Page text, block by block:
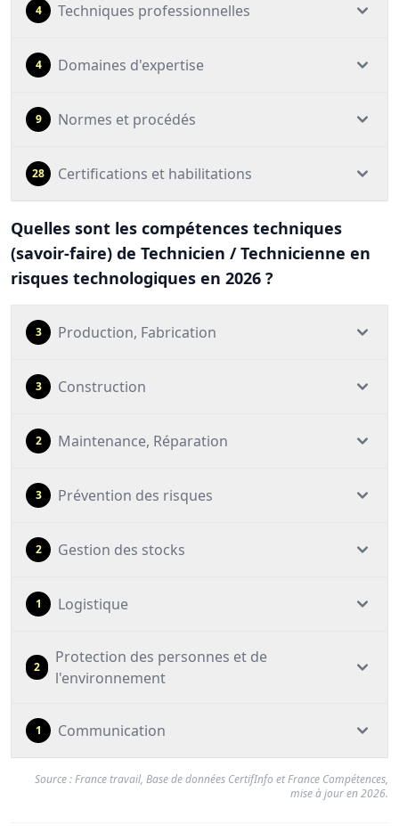
4 Techniques professionnelles
4 Domaines d'expertise
9 Normes et procédés
28 Certifications et habilitations
Quelles sont les compétences techniques
(savoir-faire) de Technicien / Technicienne en
risques technologiques en 2026 ?
3 Production, Fabrication
3 Construction
2 Maintenance, Réparation
3 Prévention des risques
2 Gestion des stocks
1 Logistique
2
Protection des personnes et de
l'environnement
1 Communication
Source : France travail, Base de données CertifInfo et France Compétences,
mise à jour en 2026.